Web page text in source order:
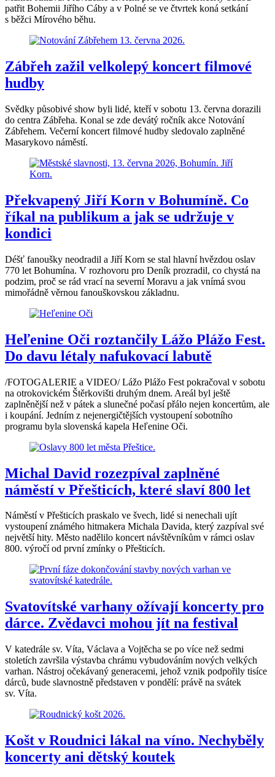
patřit Bohemii Jiřího Cáby a v Polné se ve čtvrtek koná setkání
s běžci Mírového běhu.
Zábřeh zažil velkolepý koncert filmové
hudby
Svědky působivé show byli lidé, kteří v sobotu 13. června dorazili
do centra Zábřeha. Konal se zde devátý ročník akce Notování
Zábřehem. Večerní koncert filmové hudby sledovalo zaplněné
Masarykovo náměstí.
Překvapený Jiří Korn v Bohumíně. Co
říkal na publikum a jak se udržuje v
kondici
Déšť fanoušky neodradil a Jiří Korn se stal hlavní hvězdou oslav
770 let Bohumína. V rozhovoru pro Deník prozradil, co chystá na
podzim, proč se rád vrací na severní Moravu a jak vnímá svou
mimořádně věrnou fanouškovskou základnu.
Heľenine Oči roztančily Lážo Plážo Fest.
Do davu létaly nafukovací labutě
/FOTOGALERIE a VIDEO/ Lážo Plážo Fest pokračoval v sobotu
na otrokovickém Štěrkovišti druhým dnem. Areál byl ještě
zaplněnější než v pátek a slunečné počasí přálo nejen koncertům, ale
i koupání. Jedním z nejenergičtějších vystoupení sobotního
programu byla slovenská kapela Heľenine Oči.
Michal David rozezpíval zaplněné
náměstí v Přešticích, které slaví 800 let
Náměstí v Přešticích praskalo ve švech, lidé si nenechali ujít
vystoupení známého hitmakera Michala Davida, který zazpíval své
největší hity. Město nadělilo koncert návštěvníkům v rámci oslav
800. výročí od první zmínky o Přešticích.
Svatovítské varhany ožívají koncerty pro
dárce. Zvědavci mohou jít na festival
V katedrále sv. Víta, Václava a Vojtěcha se po více než sedmi
stoletích završila výstavba chrámu vybudováním nových velkých
varhan. Nástroj očekávaný generacemi, jehož vznik podpořily tisíce
dárců, bude slavnostně představen v pondělí: právě na svátek
sv. Víta.
Košt v Roudnici lákal na víno. Nechyběly
koncerty ani dětský koutek